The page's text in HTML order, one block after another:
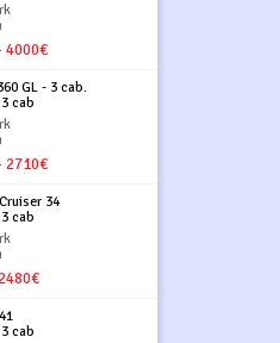
4000€
GL - 3 cab.
cab
2710€
34
cab
cab